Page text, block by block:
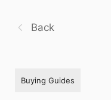
Back
Buying Guides